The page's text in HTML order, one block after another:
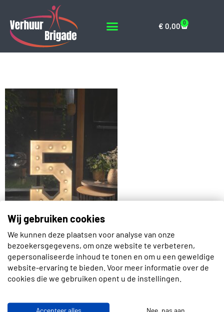
€ 0,00 0
Contact
Slotenmakerstraat 30
info@verhuurbrigade.nl
Wij gebruiken cookies
We kunnen deze plaatsen voor analyse van onze
bezoekersgegevens, om onze website te verbeteren,
gepersonaliseerde inhoud te tonen en om u een geweldige
website-ervaring te bieden. Voor meer informatie over de
cookies die we gebruiken opent u de instellingen.
Accepteer alles Nee, pas aan